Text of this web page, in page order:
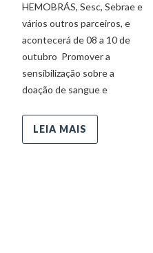
HEMOBRÁS, Sesc, Sebrae e
vários outros parceiros, e
acontecerá de 08 a 10 de
outubro Promover a
sensibilização sobre a
doação de sangue e
LEIA MAIS